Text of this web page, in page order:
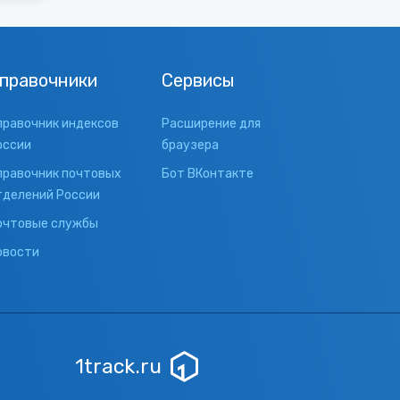
индексов
почтовых
России
службы
Сервисы
Расширение для
браузера
Бот ВКонтакте
1track.ru